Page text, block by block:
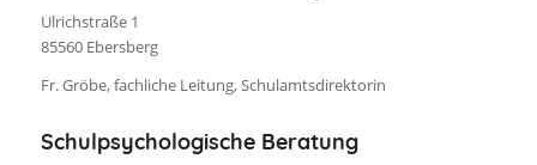
Ulrichstraße 1
85560 Ebersberg
Fr. Gröbe, fachliche Leitung, Schulamtsdirektorin
Schulpsychologische Beratung